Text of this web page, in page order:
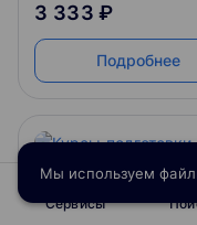
3 333 ₽
Подробнее
Сервисы
Мы используем